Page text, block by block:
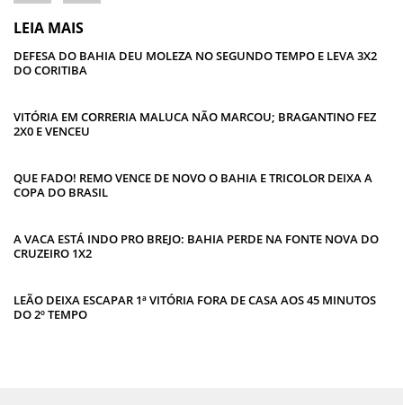
LEIA MAIS
DEFESA DO BAHIA DEU MOLEZA NO SEGUNDO TEMPO E LEVA 3X2
DO CORITIBA
VITÓRIA EM CORRERIA MALUCA NÃO MARCOU; BRAGANTINO FEZ
2X0 E VENCEU
QUE FADO! REMO VENCE DE NOVO O BAHIA E TRICOLOR DEIXA A
COPA DO BRASIL
A VACA ESTÁ INDO PRO BREJO: BAHIA PERDE NA FONTE NOVA DO
CRUZEIRO 1X2
LEÃO DEIXA ESCAPAR 1ª VITÓRIA FORA DE CASA AOS 45 MINUTOS
DO 2º TEMPO